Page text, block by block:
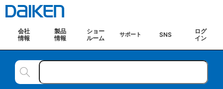
会社
情報
製品
情報
ショー
ルーム
サポート SNS
ログ
イン